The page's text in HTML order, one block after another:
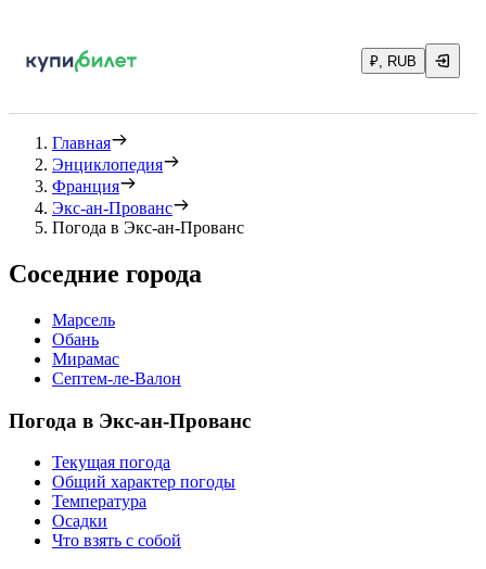
₽, RUB
Главная
Энциклопедия
Франция
Экс-ан-Прованс
Погода в Экс-ан-Прованс
Соседние города
Марсель
Обань
Мирамас
Септем-ле-Валон
Погода в Экс-ан-Прованс
Текущая погода
Общий характер погоды
Температура
Осадки
Что взять с собой